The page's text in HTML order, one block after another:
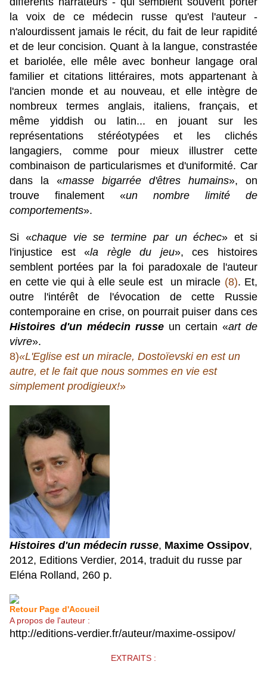
la voix de ce médecin russe qu'est l'auteur -
n'alourdissent jamais le récit, du fait de leur rapidité
et de leur concision. Quant à la langue, constrastée
et bariolée, elle mêle avec bonheur langage oral
familier et citations littéraires, mots appartenant à
l'ancien monde et au nouveau, et elle intègre de
nombreux termes anglais, italiens, français, et
même yiddish ou latin... en jouant sur les
représentations stéréotypées et les clichés
langagiers, comme pour mieux illustrer cette
combinaison de particularismes et d'uniformité. Car
dans la «masse bigarrée d'êtres humains», on
trouve finalement «un nombre limité de
comportements».
Si «chaque vie se termine par un échec» et si
l'injustice est«la règle du jeu», ces histoires
semblent portées par la foi paradoxale de l'auteur
en cette vie qui à elle seule est un miracle (8). Et,
outre l'intérêt de l'évocation de cette Russie
contemporaine en crise, on pourrait puiser dans ces
Histoires d'un médecin russe un certain «art de
vivre».
8)«L'Eglise est un miracle, Dostoïevski en est un
autre, et le fait que nous sommes en vie est
simplement prodigieux!»
Histoires d'un médecin russe, Maxime Ossipov,
2012, Editions Verdier, 2014, traduit du russe par
Eléna Rolland, 260 p.
Retour Page d'Accueil
A propos de l'auteur :
http://editions-verdier.fr/auteur/maxime-ossipov/
EXTRAITS :